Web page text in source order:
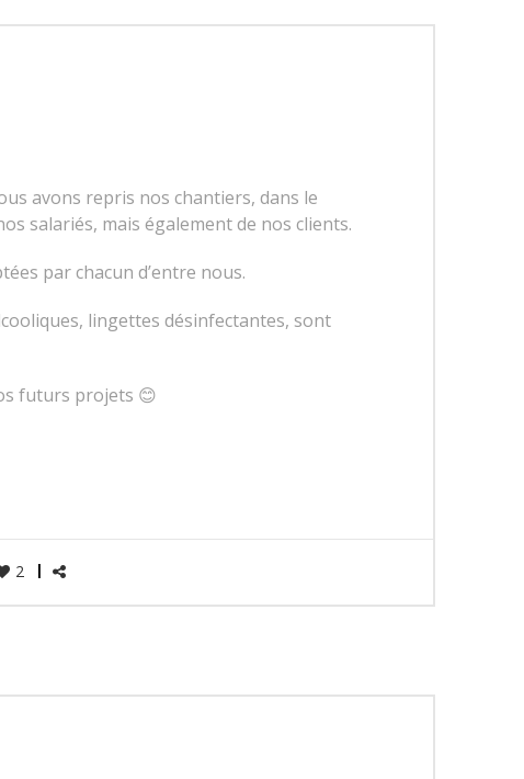
avons repris nos chantiers, dans le
salariés, mais également de nos clients.
par chacun d’entre nous.
lingettes désinfectantes, sont
futurs projets 😊
2